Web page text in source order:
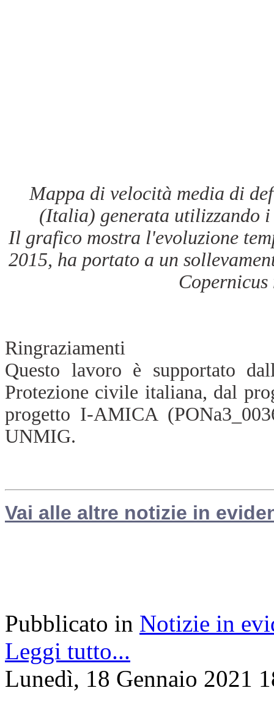
Mappa di velocità media di
(Italia) generata utilizzando
Il grafico mostra l'evoluzione
2015, ha portato a un
Ringraziamenti
Questo lavoro è supportato
Protezione civile italiana, dal
progetto I-AMICA
UNMIG.
Vai alle altre notizie in
Pubblicato in Notizie in
Leggi tutto...
Lunedì, 18 Gennaio 2021